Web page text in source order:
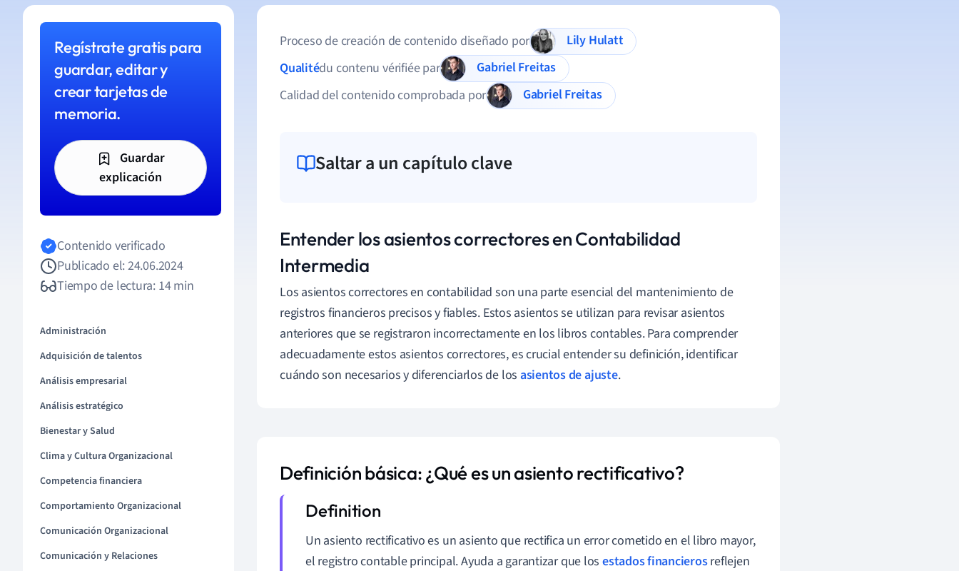
Regístrate gratis para
guardar, editar y
crear tarjetas de
memoria.
Guardar
explicación
Contenido verificado
Publicado el: 24.06.2024
Tiempo de lectura: 14 min
Administración
Adquisición de talentos
Análisis empresarial
Análisis estratégico
Bienestar y Salud
Clima y Cultura Organizacional
Competencia financiera
Comportamiento Organizacional
Comunicación Organizacional
Comunicación y Relaciones
Proceso de creación de contenido diseñado por
Lily Hulatt
Qualitédu contenu vérifiée par
Gabriel Freitas
Calidad del contenido comprobada por
Gabriel Freitas
Saltar a un capítulo clave
Entender los asientos correctores en Contabilidad
Intermedia
Los asientos correctores en contabilidad son una parte esencial del mantenimiento de
registros financieros precisos y fiables. Estos asientos se utilizan para revisar asientos
anteriores que se registraron incorrectamente en los libros contables. Para comprender
adecuadamente estos asientos correctores, es crucial entender su definición, identificar
cuándo son necesarios y diferenciarlos de los asientos de ajuste.
Definición básica: ¿Qué es un asiento rectificativo?
Un asiento rectificativo es un asiento que rectifica un error cometido en el libro mayor,
el registro contable principal. Ayuda a garantizar que losestados financierosreflejen